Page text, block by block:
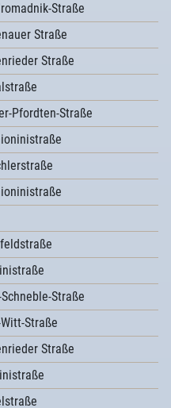
Straße
Straße
Straße
Pfordten-Straße
Straße
Straße
Straße